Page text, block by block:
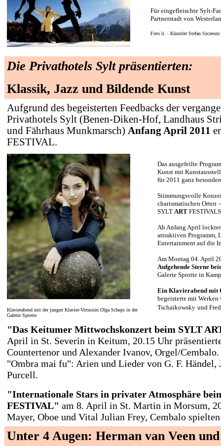
Für eingefleischte Sylt-
Partnerstadt von
Foto li. : Künstler Stefan
Die Privathotels Sylt präsentierten:
Klassik, Jazz und Bildende Kunst
Aufgrund des begeisterten Feedbacks der
Privathotels Sylt (Benen-Diken-Hof, Landhaus
und Fährhaus Munkmarsch) Anfang April 2011
FESTIVAL.
Klavierabend mit der jungen Klavier-Virtuosin Olga Scheps in der
Galerie Sprotte
Das ausgefeilte
Kunst mit
für 2011 ganz
Stimmungsvolle
charismatischen Orten
SYLT ART
Ab Anfang April
attraktiven Programm,
Entertainment auf die
Am Montag 04. April
Aufgehende Sterne
Galerie Sprotte in
Ein Klavierabend mit
begeisterte mit Werken
Tschaikowsky und
"Das Keitumer Mittwochskonzert beim SYLT
April in St. Severin in Keitum, 20.15 Uhr
Countertenor und Alexander Ivanov, Orgel/
"Ombra mai fu": Arien und Lieder von G. F. Händel,
Purcell.
"Internationale Stars in privater Atmosphäre
FESTIVAL" am 8. April in St. Martin in Morsum,
Mayer, Oboe und Vital Julian Frey, Cembalo
Unter 4 Augen: Herman van Veen